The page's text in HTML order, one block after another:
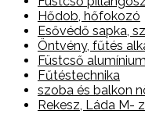
Hődob, hőfokozó
Esővédő sapka,
Öntvény, fűtés
Füstcső alumínium
Fűtéstechnika
szoba és balkon
Rekesz, Láda M-